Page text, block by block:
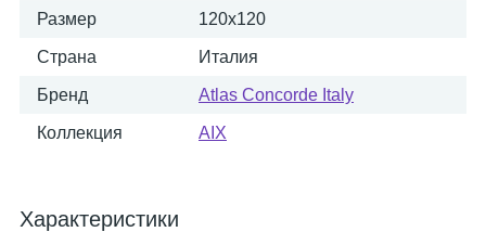
Размер 120x120
Страна Италия
Бренд Atlas Concorde Italy
Коллекция AIX
Характеристики